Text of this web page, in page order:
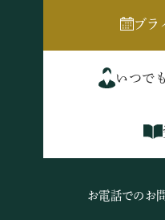
ブラ
いつで
お電話でのお